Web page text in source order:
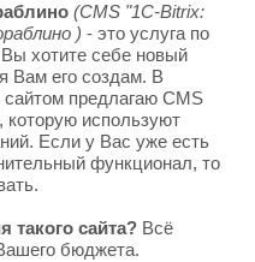
(CMS "1C-Bitrix:
) - это услуга по
хотите себе новый
Вам его создам. В
предлагаю CMS
которую используют
Если у Вас уже есть
функционал, то
такого сайта? Всё
бюджета.